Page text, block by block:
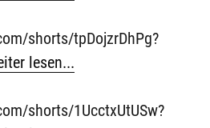
shorts/tpDojzrDhPg?
lesen...
shorts/1UcctxUtUSw?